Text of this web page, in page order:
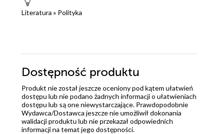
Literatura » Polityka
Dostępność produktu
Produkt nie został jeszcze oceniony pod kątem ułatwień
dostępu lub nie podano żadnych informacji o ułatwieniach
dostępu lub są one niewystarczające. Prawdopodobnie
Wydawca/Dostawca jeszcze nie umożliwił dokonania
walidacji produktu lub nie przekazał odpowiednich
informacji na temat jego dostępności.